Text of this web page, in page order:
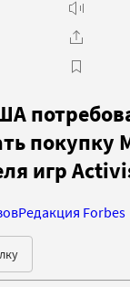
покупку
игр
Редакция Forbes